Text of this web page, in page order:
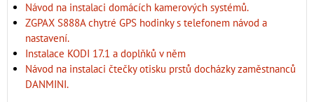
Návod na instalaci domácích kamerových systémů.
ZGPAX S888A chytré GPS hodinky s telefonem návod a
nastavení.
Instalace KODI 17.1 a doplňků v něm
Návod na instalaci čtečky otisku prstů docházky zaměstnanců
DANMINI.